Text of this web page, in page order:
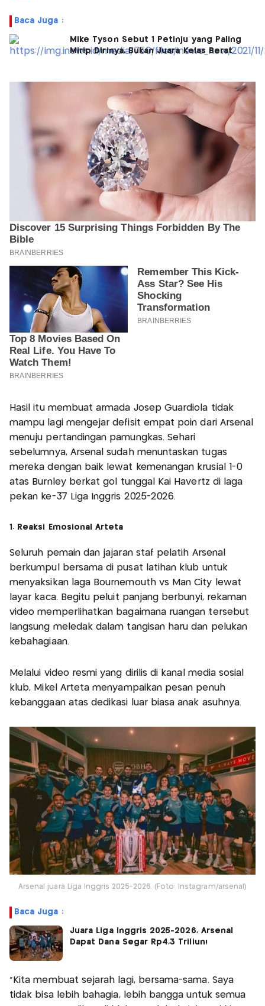
Baca Juga :
Mike Tyson Sebut 1 Petinju yang Paling
Mirip Dirinya, Bukan Juara Kelas Berat
Hasil itu membuat armada Josep Guardiola tidak
mampu lagi mengejar defisit empat poin dari Arsenal
menuju pertandingan pamungkas. Sehari
sebelumnya, Arsenal sudah menuntaskan tugas
mereka dengan baik lewat kemenangan krusial 1-0
atas Burnley berkat gol tunggal Kai Havertz di laga
pekan ke-37 Liga Inggris 2025-2026.
1. Reaksi Emosional Arteta
Seluruh pemain dan jajaran staf pelatih Arsenal
berkumpul bersama di pusat latihan klub untuk
menyaksikan laga Bournemouth vs Man City lewat
layar kaca. Begitu peluit panjang berbunyi, rekaman
video memperlihatkan bagaimana ruangan tersebut
langsung meledak dalam tangisan haru dan pelukan
kebahagiaan.
Melalui video resmi yang dirilis di kanal media sosial
klub, Mikel Arteta menyampaikan pesan penuh
kebanggaan atas dedikasi luar biasa anak asuhnya.
Arsenal juara Liga Inggris 2025-2026. (Foto: Instagram/arsenal)
Baca Juga :
Juara Liga Inggris 2025-2026, Arsenal
Dapat Dana Segar Rp4,3 Triliun!
"Kita membuat sejarah lagi, bersama-sama. Saya
tidak bisa lebih bahagia, lebih bangga untuk semua